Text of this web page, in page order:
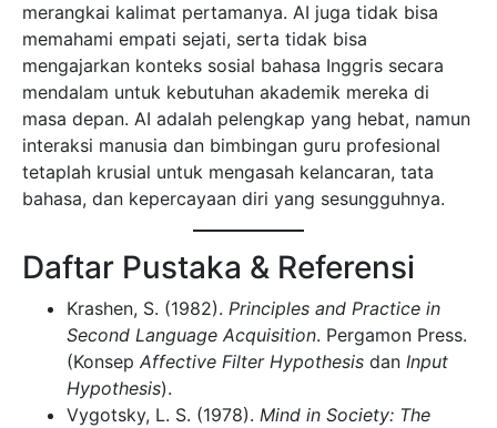
merangkai kalimat pertamanya. AI juga tidak bisa
memahami empati sejati, serta tidak bisa
mengajarkan konteks sosial bahasa Inggris secara
mendalam untuk kebutuhan akademik mereka di
masa depan. AI adalah pelengkap yang hebat, namun
interaksi manusia dan bimbingan guru profesional
tetaplah krusial untuk mengasah kelancaran, tata
bahasa, dan kepercayaan diri yang sesungguhnya.
Daftar Pustaka & Referensi
Krashen, S. (1982). Principles and Practice in
Second Language Acquisition. Pergamon Press.
(Konsep Affective Filter Hypothesis dan Input
Hypothesis).
Vygotsky, L. S. (1978). Mind in Society: The